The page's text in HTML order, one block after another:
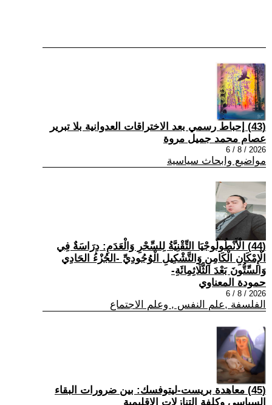
(43) إحباط رسمي بعد الاختراقات العدوانية بلا تبرير
عصام محمد جميل مروة
2026 / 8 / 6
مواضيع وابحاث سياسية
(44) الْأَنْطُولُوجْيَا التِّقْنِيَّةُ لِلسِّحْرِ وَالْعَدَمِ: دِرَاسَةٌ فِي
الْإِمْكَانِ الْكَامِنِ وَالتَّشْكِيلِ الْوُجُودِيِّ -الجُزْءُ الحَادِي
وَالسِّتُّونَ بَعْدَ الثَّلَاثِمِائَةِ-
حمودة المعناوي
2026 / 8 / 6
الفلسفة ,علم النفس , وعلم الاجتماع
(45) معاهدة بريست-ليتوفسك: بين ضرورات البقاء
السياسي وكلفة التنازلات الإقليمية